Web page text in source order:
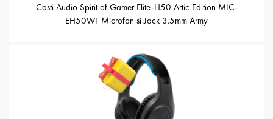
Casti Audio Spirit of Gamer Elite-H50 Artic Edition MIC-
EH50WT Microfon si Jack 3.5mm Army